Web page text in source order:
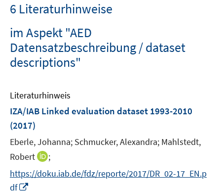
6 Literaturhinweise
im Aspekt "AED
Datensatzbeschreibung / dataset
descriptions"
Literaturhinweis
IZA/IAB Linked evaluation dataset 1993-2010
(2017)
Eberle, Johanna; Schmucker, Alexandra; Mahlstedt,
Robert
I
n
n
;
https://doku.iab.de/fdz/reporte/2017/DR_02-17_EN.p
df